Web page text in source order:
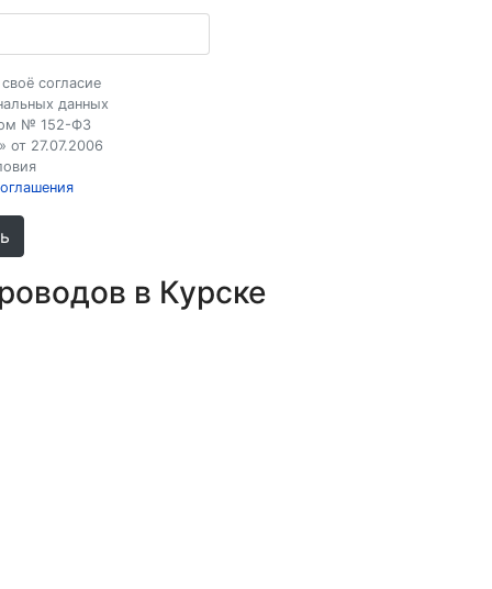
согласие
данных
№ 152-ФЗ
от 27.07.2006
в Курске